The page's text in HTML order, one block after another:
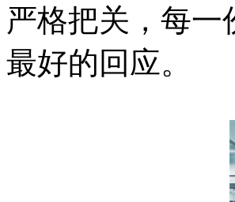
严格把关，每
最好的回应。